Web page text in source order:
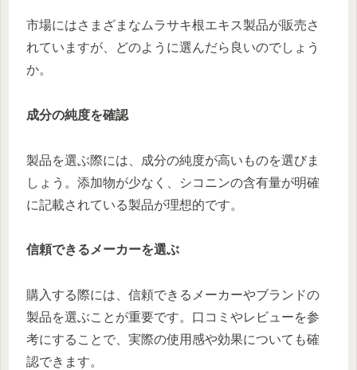
市場にはさまざまなムラサキ根エキス製品が販売さ
れていますが、どのように選んだら良いのでしょう
か。
成分の純度を確認
製品を選ぶ際には、成分の純度が高いものを選びま
しょう。添加物が少なく、シコニンの含有量が明確
に記載されている製品が理想的です。
信頼できるメーカーを選ぶ
購入する際には、信頼できるメーカーやブランドの
製品を選ぶことが重要です。口コミやレビューを参
考にすることで、実際の使用感や効果についても確
認できます。